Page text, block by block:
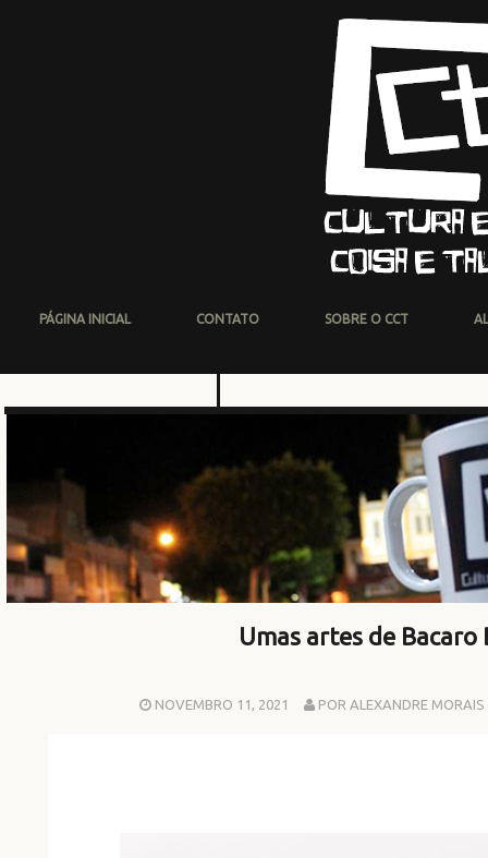
PÁGINA INICIAL CONTATO SOBRE O CCT
Umas artes de Bacaro
NOVEMBRO 11, 2021 POR ALEXANDRE MORAIS